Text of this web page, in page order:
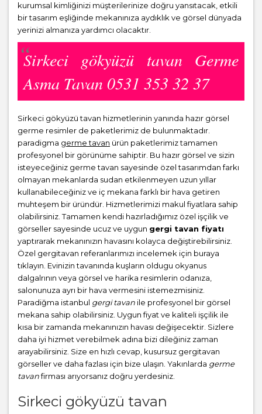
kurumsal kimliğinizi müşterilerinize doğru yansıtacak, etkili
bir tasarım eşliğinde mekanınıza aydıklık ve görsel dünyada
yerinizi almanıza yardımcı olacaktır.
Sirkeci gökyüzü tavan Germe
Asma Tavan 0531 353 32 37
Sirkeci gökyüzü tavan hizmetlerinin yanında hazır görsel
germe resimler de paketlerimiz de bulunmaktadır.
paradigma germe tavan ürün paketlerimiz tamamen
profesyonel bir görünüme sahiptir. Bu hazır görsel ve sizin
isteyeceğiniz germe tavan sayesinde özel tasarımdan farkı
olmayan mekanlarda sudan etkilenmeyen uzun yıllar
kullanabileceğiniz ve iç mekana farklı bir hava getiren
muhteşem bir üründür. Hizmetlerimizi makul fiyatlara sahip
olabilirsiniz. Tamamen kendi hazırladığımız özel işçilik ve
görseller sayesinde ucuz ve uygun gergi tavan fiyatı
yaptırarak mekanınızın havasını kolayca değiştirebilirsiniz.
Özel gergitavan referanlarımızı incelemek için buraya
tıklayın. Evinizin tavanında kuşların oldugu okyanus
dalgalrının veya görsel ve harika resimlerin odanıza,
salonunuza ayrı bir hava vermesini istemezmisiniz.
Paradiğma istanbul gergi tavan ile profesyonel bir görsel
mekana sahip olabilirsiniz. Uygun fiyat ve kaliteli işçilik ile
kısa bir zamanda mekanınızın havası değişecektir. Sizlere
daha iyi hizmet verebilmek adına bizi dileğiniz zaman
arayabilirsiniz. Size en hızlı cevap, kusursuz gergitavan
görseller ve daha fazlası için bize ulaşın. Yakınlarda germe
tavanfirması arıyorsanız doğru yerdesiniz.
Sirkeci gökyüzü tavan